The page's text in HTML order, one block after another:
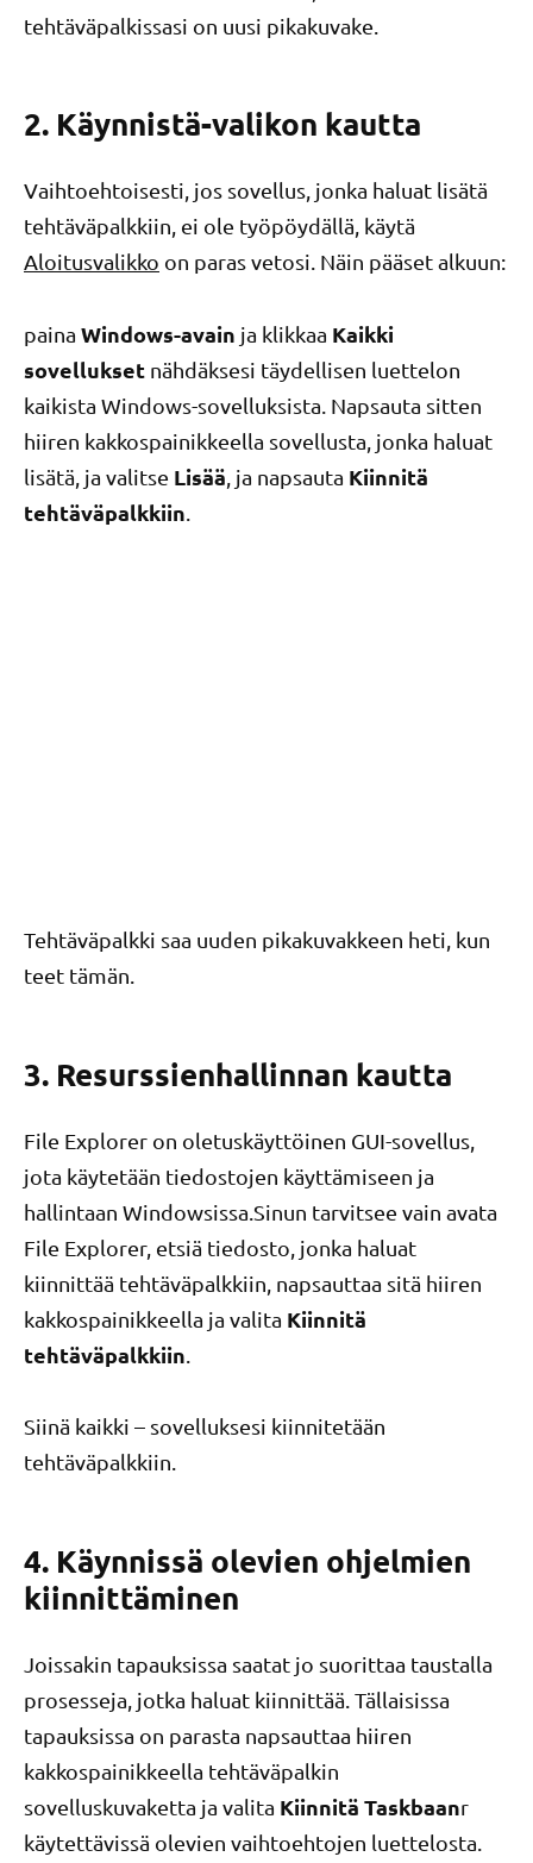
tehtäväpalkissasi on uusi pikakuvake.
2. Käynnistä-valikon kautta
Vaihtoehtoisesti, jos sovellus, jonka haluat lisätä
tehtäväpalkkiin, ei ole työpöydällä, käytä
Aloitusvalikko on paras vetosi. Näin pääset alkuun:
paina Windows-avain ja klikkaa Kaikki
sovellukset nähdäksesi täydellisen luettelon
kaikista Windows-sovelluksista. Napsauta sitten
hiiren kakkospainikkeella sovellusta, jonka haluat
lisätä, ja valitse Lisää , ja napsauta Kiinnitä
tehtäväpalkkiin
Tehtäväpalkki saa uuden pikakuvakkeen heti, kun
teet tämän.
3. Resurssienhallinnan kautta
File Explorer on oletuskäyttöinen GUI-sovellus,
jota käytetään tiedostojen käyttämiseen ja
hallintaan Windowsissa.Sinun tarvitsee vain avata
File Explorer, etsiä tiedosto, jonka haluat
kiinnittää tehtäväpalkkiin, napsauttaa sitä hiiren
kakkospainikkeella ja valita Kiinnitä
tehtäväpalkkiin
Siinä kaikki – sovelluksesi kiinnitetään
tehtäväpalkkiin.
4. Käynnissä olevien ohjelmien
kiinnittäminen
Joissakin tapauksissa saatat jo suorittaa taustalla
prosesseja, jotka haluat kiinnittää. Tällaisissa
tapauksissa on parasta napsauttaa hiiren
kakkospainikkeella tehtäväpalkin
sovelluskuvaketta ja valita Kiinnitä Taskbaanr
käytettävissä olevien vaihtoehtojen luettelosta.